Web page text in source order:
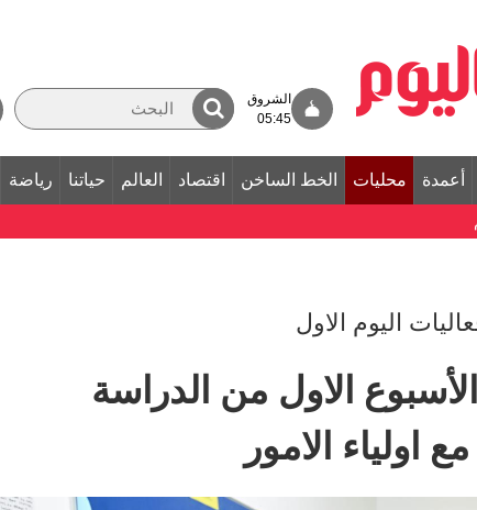
الشروق
05:45
أعمدة محليات الخط الساخن اقتصاد العالم حياتنا رياضة
اليوم الاول
الاول من الدراسة
اولياء الامور